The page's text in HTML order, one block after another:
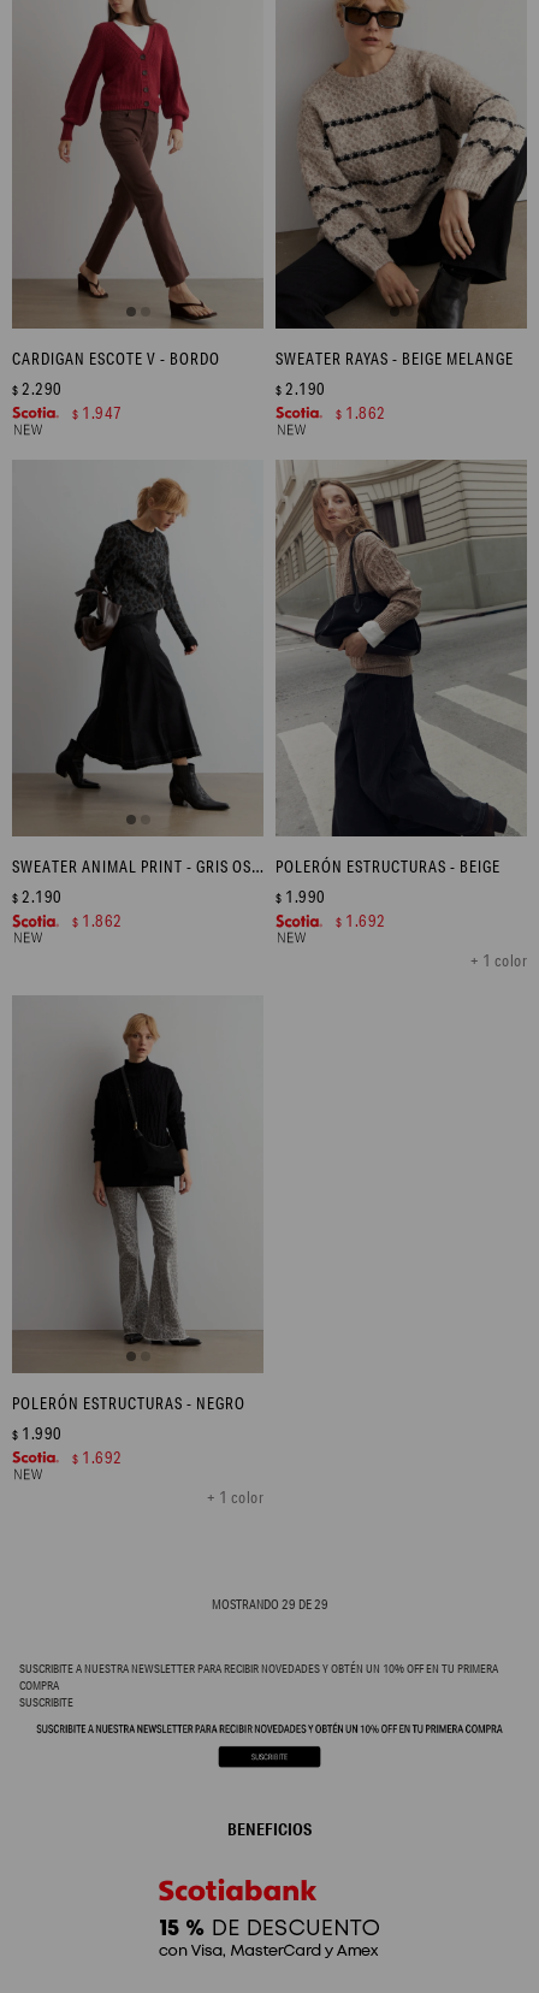
CARDIGAN ESCOTE V - BORDO
$ 2.290
$ 1.947
SWEATER RAYAS - BEIGE MELANGE
$ 2.190
$ 1.862
SWEATER ANIMAL PRINT - GRIS OSCURO
$ 2.190
$ 1.862
POLERÓN ESTRUCTURAS - BEIGE
+ 1 color
$ 1.990
$ 1.692
POLERÓN ESTRUCTURAS - NEGRO
+ 1 color
$ 1.990
$ 1.692
MOSTRANDO 29 DE29
SUSCRIBITE A NUESTRA NEWSLETTER PARA RECIBIR NOVEDADES Y OBTÉN UN 10% OFF EN TU PRIMERA
COMPRA
SUSCRIBITE
BENEFICIOS